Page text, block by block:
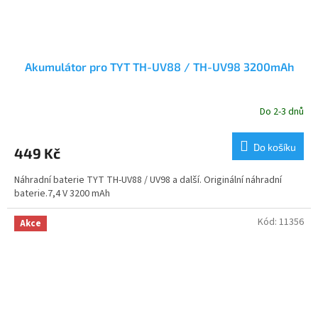
Akumulátor pro TYT TH-UV88 / TH-UV98 3200mAh
je
z
5
hvězdiček.
Do 2-3 dnů
449 Kč Do košíku
Náhradní baterie TYT TH-UV88 / UV98 a další. Originální náhradní
baterie.7,4 V 3200 mAh
Akce Kód: 11356